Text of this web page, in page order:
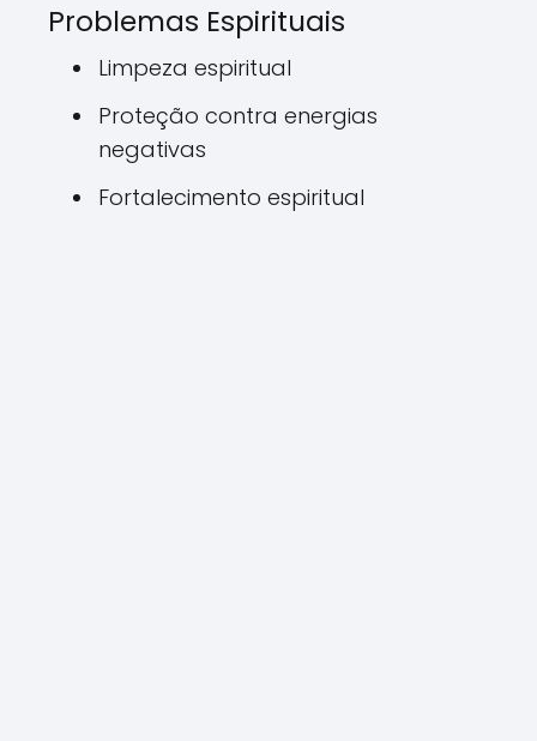
Problemas Espirituais
Limpeza espiritual
Proteção contra energias
negativas
Fortalecimento espiritual